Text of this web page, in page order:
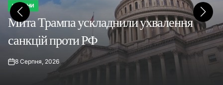
ОПУБЛІКУВАТИ
У
НОВИНИ
Мита Трампа ускладнили ухвалення
санкцій проти РФ
on8 Серпня, 2026